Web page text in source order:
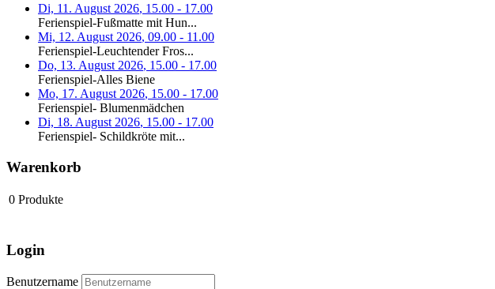
Di, 11. August 2026, 15.00 - 17.00
Ferienspiel-Fußmatte mit Hun...
Mi, 12. August 2026, 09.00 - 11.00
Ferienspiel-Leuchtender Fros...
Do, 13. August 2026, 15.00 - 17.00
Ferienspiel-Alles Biene
Mo, 17. August 2026, 15.00 - 17.00
Ferienspiel- Blumenmädchen
Di, 18. August 2026, 15.00 - 17.00
Ferienspiel- Schildkröte mit...
Warenkorb
0 Produkte
Login
Benutzername